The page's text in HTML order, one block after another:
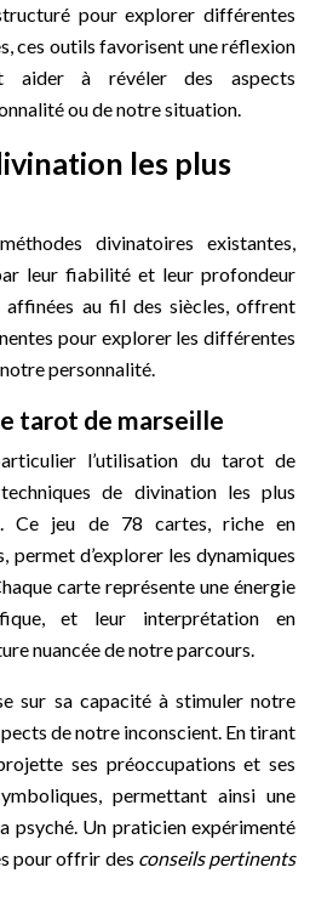
pour explorer différentes
ces outils favorisent une réflexion
aider à révéler des aspects
ou de notre situation.
les plus
divinatoires existantes,
leur fiabilité et leur profondeur
affinées au fil des siècles, offrent
pour explorer les différentes
personnalité.
tarot de marseille
l’utilisation du tarot de
de divination les plus
Ce jeu de 78 cartes, riche en
permet d’explorer les dynamiques
carte représente une énergie
et leur interprétation en
nuancée de notre parcours.
sur sa capacité à stimuler notre
de notre inconscient. En tirant
ses préoccupations et ses
permettant ainsi une
psyché. Un praticien expérimenté
pour offrir des conseils pertinents